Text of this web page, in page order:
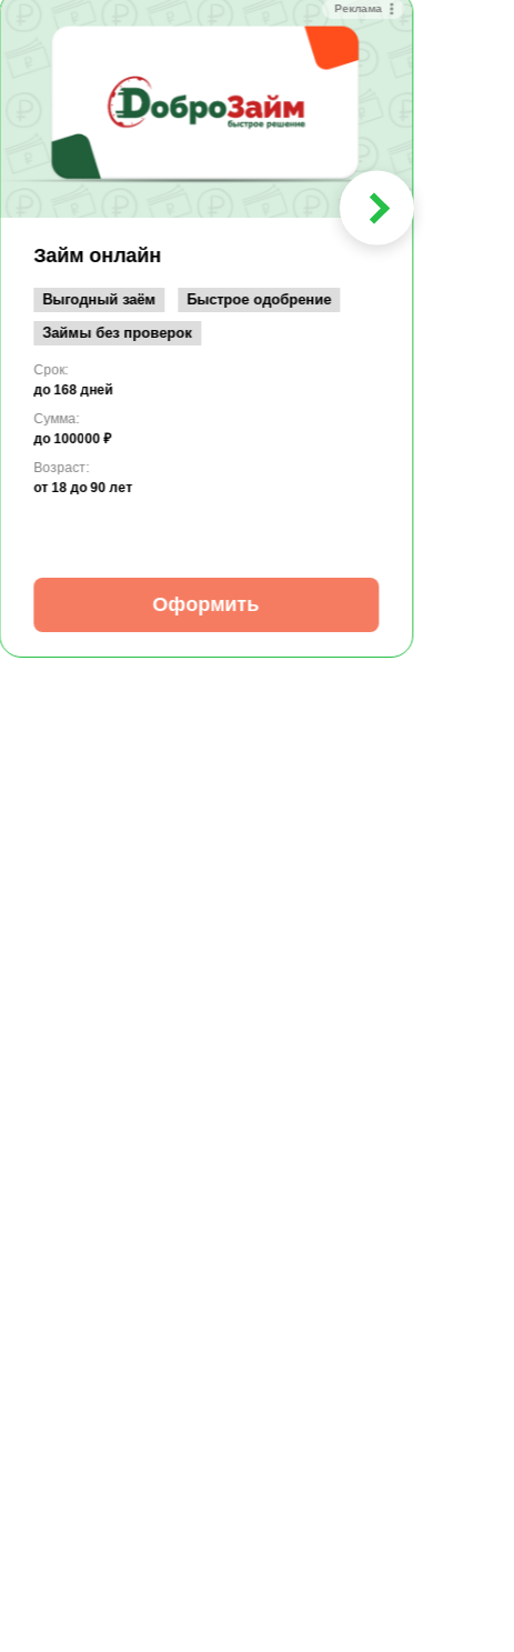
Реклама
Займ онлайн
Выгодный заём
Быстрое одобрение
Займы без проверок
Срок:
до 168 дней
Сумма:
до 100000 ₽
Возраст:
от 18 до 90 лет
Оформить